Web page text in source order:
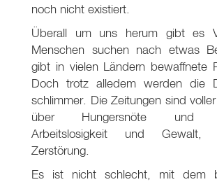
noch nicht existiert.
Überall um uns herum gibt es
Menschen suchen nach etwas
gibt in vielen Ländern bewaffnete
Doch trotz alledem werden die
schlimmer. Die Zeitungen sind
über Hungersnöte und
Arbeitslosigkeit und
Zerstörung.
Es ist nicht schlecht, mit dem